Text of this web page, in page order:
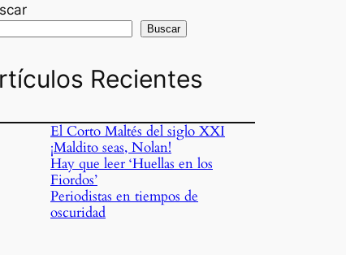
Buscar
Recientes
El Corto Maltés del siglo XXI
¡Maldito seas, Nolan!
Hay que leer ‘Huellas en los
Fiordos’
Periodistas en tiempos de
oscuridad